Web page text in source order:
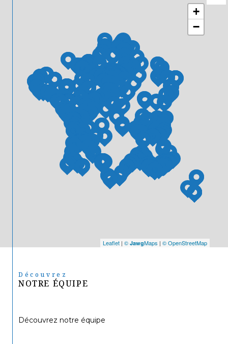
+
−
Leaflet | © JawgMaps | © OpenStreetMap
Découvrez
NOTRE ÉQUIPE
Découvrez notre équipe